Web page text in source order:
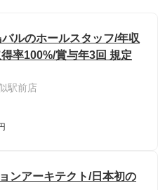
ルのホールスタッフ/年収
率100%/賞与年3回 規定
駅前店
ンアーキテクト/日本初の